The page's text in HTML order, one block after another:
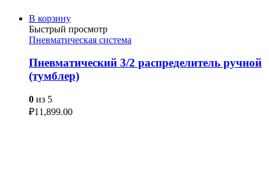
В корзину
Быстрый просмотр
Пневматическая система
Пневматический 3/2 распределитель ручной
(тумблер)
0 из 5
₽11,899.00